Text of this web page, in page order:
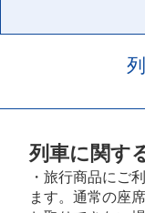
列車に関す
・旅行商品にご
ます。通常の座